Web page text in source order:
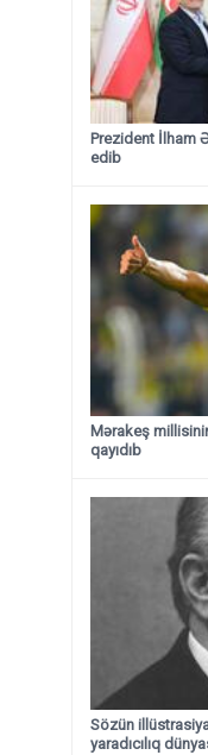
Prezident İlham
edib
Mərakeş
qayıdıb
Sözün illüstrasiya
yaradıcılıq